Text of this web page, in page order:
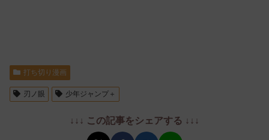
打ち切り漫画
刃ノ眼 少年ジャンプ＋
↓↓↓ この記事をシェアする ↓↓↓